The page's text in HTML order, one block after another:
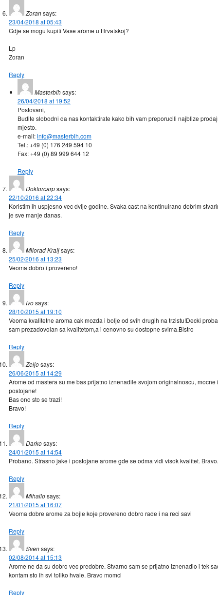
Zoransays:
23/04/2018 at 05:43
Gdje se mogu kupiti Vase arome u Hrvatskoj?
Lp
Zoran
Reply
Masterbihsays:
26/04/2018 at 19:52
Postovani,
Budite slobodni da nas kontaktirate kako bih vam preporucili najblize
mjesto.
e-mail:info@masterbih.com
Tel.: +49 (0) 176 249 594 10
Fax: +49 (0) 89 999 644 12
Reply
Doktorcarpsays:
22/10/2016 at 22:34
Koristim ih uspjesno vec dvije godine. Svaka cast na kontinuirano dobrim
je sve manje danas.
Reply
Milorad Kraljsays:
25/02/2016 at 13:23
Veoma dobro i provereno!
Reply
Ivosays:
28/10/2015 at 19:10
Veoma kvalitetne aroma cak mozda i bolje od svih drugih na trzistu!Decki
sam prezadovolan sa kvalitetom,a i cenovno su dostopne svima.Bistro
Reply
Zeljosays:
26/06/2015 at 14:29
Arome od mastera su me bas prijatno iznenadile svojom originalnoscu, mocne i
postojane!
Bas ono sto se trazi!
Bravo!
Reply
Darkosays:
24/01/2015 at 14:54
Probano. Strasno jake i postojane arome gde se odma vidi visok kvalitet. Bravo.
Reply
Mihailosays:
21/01/2015 at 16:07
Veoma dobre arome za bojle koje provereno dobro rade i na reci savi
Reply
Svensays:
02/08/2014 at 15:13
Arome ne da su dobro vec predobre. Stvarno sam se prijatno iznenadio i tek
kontam sto ih svi toliko hvale. Bravo momci
Reply